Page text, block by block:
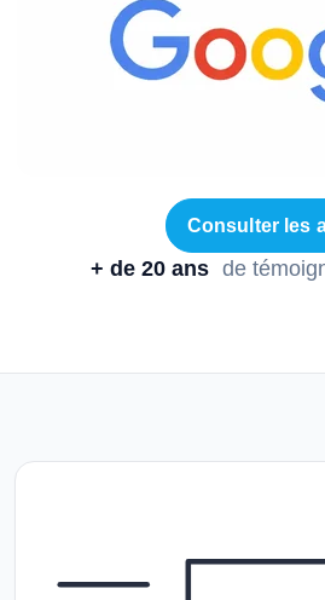
Consulter les
+ de 20 ans de